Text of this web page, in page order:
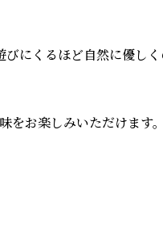
にくるほど自然に優し
お楽しみいただけます。